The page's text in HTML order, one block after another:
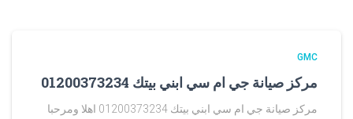
GMC
مركز صيانة جي ام سي ابني بيتك 01200373234
مركز صيانة جي ام سي ابني بيتك 01200373234 اهلا ومرحبا